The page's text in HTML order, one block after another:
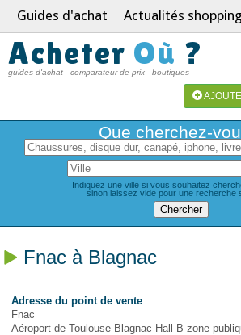
Guides d'achat Actualités shopping
Acheter Où ?
guides d'achat - comparateur de prix - boutiques
Que cherchez-
Indiquez une ville si vous souhaitez
sinon laissez vide pour une recherche
Fnac à Blagnac
Adresse du point de vente
Fnac
Aéroport de Toulouse Blagnac Hall B zone